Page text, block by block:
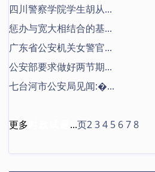
四川警察学院学生胡从...
惩办与宽大相结合的基...
广东省公安机关女警官...
公安部要求做好两节期...
七台河市公安局见闻:�...
更多 ...页234 5 678